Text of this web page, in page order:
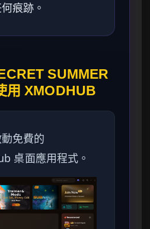
痕跡。
SUMMER
用 XMODHUB
免費的
桌面應用程式。